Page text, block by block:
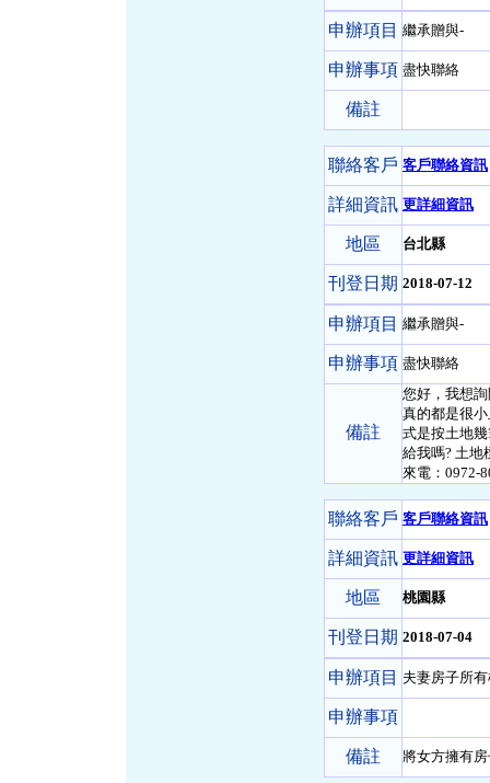
申辦項目 繼承贈與-
申辦事項 盡快聯絡
備註
聯絡客戶 客戶聯絡資訊
詳細資訊 更詳細資訊
地區 台北縣
刊登日期 2018-07-12
申辦項目 繼承贈與-
申辦事項 盡快聯絡
備註
您好，我想
真的都是很
式是按土地
給我嗎? 土地
來電：0972-
聯絡客戶 客戶聯絡資訊
詳細資訊 更詳細資訊
地區 桃園縣
刊登日期 2018-07-04
申辦項目 夫妻房子所
申辦事項
備註 將女方擁有